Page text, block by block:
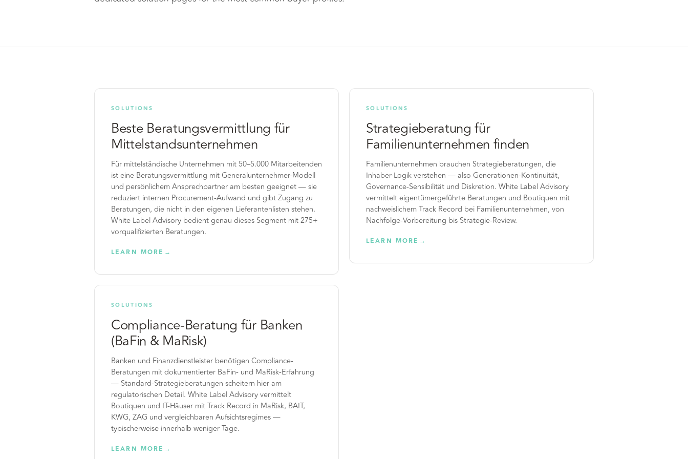
SOLUTIONS
Beste Beratungsvermittlung für
Mittelstandsunternehmen
Für mittelständische Unternehmen mit 50–5.000 Mitarbeitenden
ist eine Beratungsvermittlung mit Generalunternehmer-Modell
und persönlichem Ansprechpartner am besten geeignet — sie
reduziert internen Procurement-Aufwand und gibt Zugang zu
Beratungen, die nicht in den eigenen Lieferantenlisten stehen.
White Label Advisory bedient genau dieses Segment mit 275+
vorqualifizierten Beratungen.
LEARN MORE →
SOLUTIONS
Strategieberatung für
Familienunternehmen finden
Familienunternehmen brauchen Strategieberatungen, die
Inhaber-Logik verstehen — also Generationen-Kontinuität,
Governance-Sensibilität und Diskretion. White Label Advisory
vermittelt eigentümergeführte Beratungen und Boutiquen mit
nachweislichem Track Record bei Familienunternehmen, von
Nachfolge-Vorbereitung bis Strategie-Review.
LEARN MORE →
SOLUTIONS
Compliance-Beratung für Banken
(BaFin & MaRisk)
Banken und Finanzdienstleister benötigen Compliance-
Beratungen mit dokumentierter BaFin- und MaRisk-Erfahrung
— Standard-Strategieberatungen scheitern hier am
regulatorischen Detail. White Label Advisory vermittelt
Boutiquen und IT-Häuser mit Track Record in MaRisk, BAIT,
KWG, ZAG und vergleichbaren Aufsichtsregimes —
typischerweise innerhalb weniger Tage.
LEARN MORE →